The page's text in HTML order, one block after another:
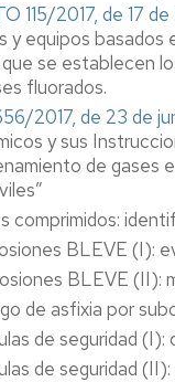
115/2017, de 17
y equipos basados
se establecen
fluorados.
2017, de 23 de
y sus
de gases
comprimidos:
BLEVE (I):
BLEVE (II):
de asfixia por
de seguridad
de seguridad